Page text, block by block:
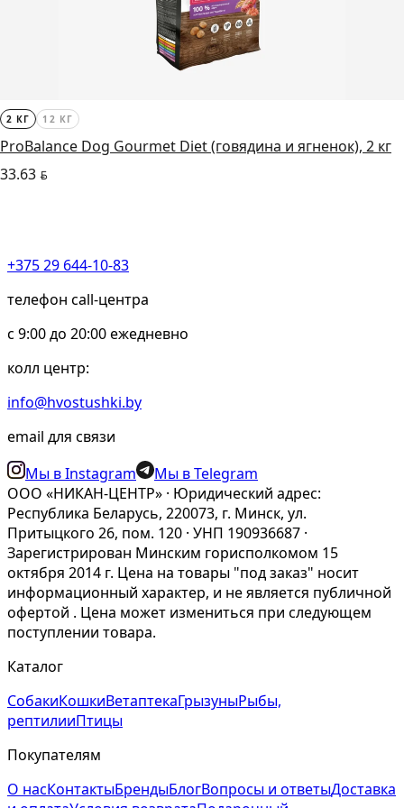
2 КГ 12 КГ
ProBalance Dog Gourmet Diet (говядина и ягненок), 2 кг
33.63 BYN
+375 29 644-10-83
телефон call-центра
c 9:00 до 20:00 ежедневно
колл центр:
info@hvostushki.by
email для связи
Мы в Instagram
Мы в Telegram
ООО «НИКАН-ЦЕНТР» · Юридический адрес:
Республика Беларусь, 220073, г. Минск, ул.
Притыцкого 26, пом. 120 · УНП 190936687 ·
Зарегистрирован Минским горисполкомом 15
октября 2014 г. Цена на товары "под заказ" носит
информационный характер, и не является публичной
офертой . Цена может измениться при следующем
поступлении товара.
Каталог
СобакиКошкиВетаптекаГрызуныРыбы,
рептилииПтицы
Покупателям
О насКонтактыБрендыБлогВопросы и ответыДоставка